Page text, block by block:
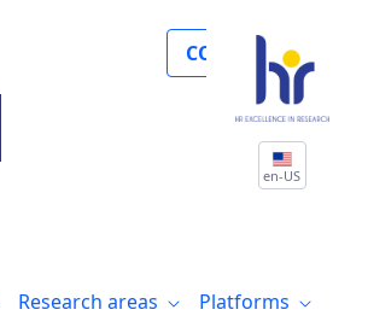
COLLABORATE
en-US
Research areas
Platforms